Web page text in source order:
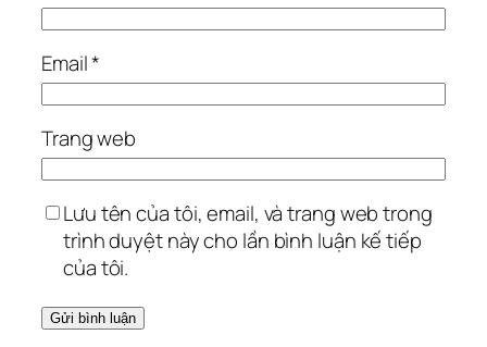
Email*
Trang web
Lưu tên của tôi, email, và trang web trong
trình duyệt này cho lần bình luận kế tiếp
của tôi.